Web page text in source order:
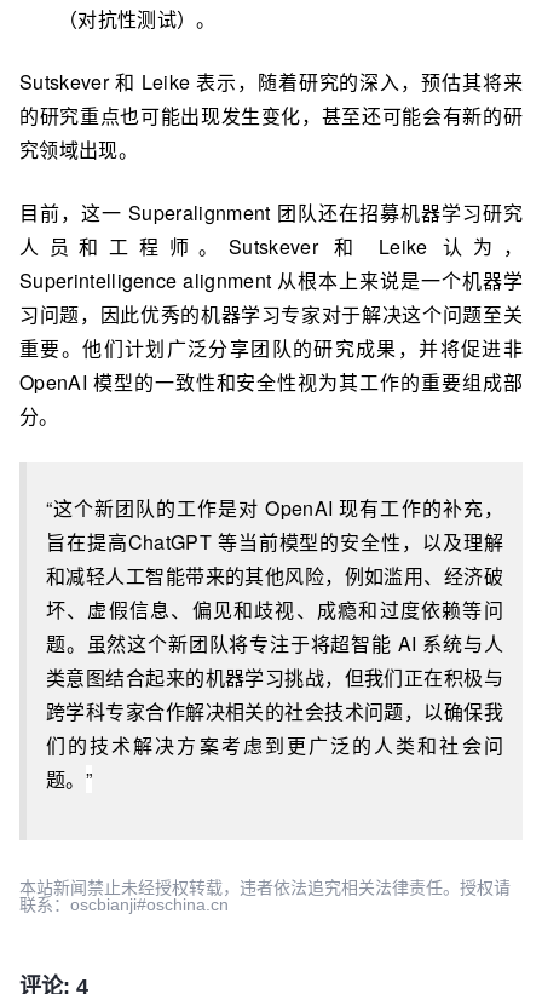
（对抗性测试）。
Sutskever 和 Leike 表示，随着研究的深入，预估其将来
的研究重点也可能出现发生变化，甚至还可能会有新的研
究领域出现。
目前，这一 Superalignment 团队还在招募机器学习研究
人员和工程师。Sutskever 和 Leike 认为，
Superintelligence alignment 从根本上来说是一个机器学
习问题，因此优秀的机器学习专家对于解决这个问题至关
重要。他们计划广泛分享团队的研究成果，并将促进非
OpenAI 模型的一致性和安全性视为其工作的重要组成部
分。
“这个新团队的工作是对 OpenAI 现有工作的补充，
旨在提高ChatGPT 等当前模型的安全性，以及理解
和减轻人工智能带来的其他风险，例如滥用、经济破
坏、虚假信息、偏见和歧视、成瘾和过度依赖等问
题。虽然这个新团队将专注于将超智能 AI 系统与人
类意图结合起来的机器学习挑战，但我们正在积极与
跨学科专家合作解决相关的社会技术问题，以确保我
们的技术解决方案考虑到更广泛的人类和社会问
题。 ”
本站新闻禁止未经授权转载，违者依法追究相关法律责任。授权请
联系：oscbianji#oschina.cn
评论: 4